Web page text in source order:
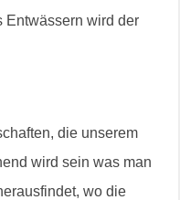
Entwässern wird der
die unserem
wird sein was man
wo die